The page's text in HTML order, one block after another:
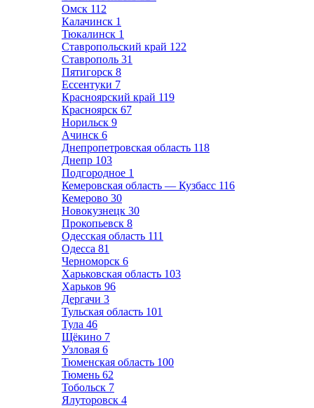
Омск 112
Калачинск 1
Тюкалинск 1
Ставропольский край 122
Ставрополь 31
Пятигорск 8
Ессентуки 7
Красноярский край 119
Красноярск 67
Норильск 9
Ачинск 6
Днепропетровская область 118
Днепр 103
Подгородное 1
Кемеровская область — Кузбасс 116
Кемерово 30
Новокузнецк 30
Прокопьевск 8
Одесская область 111
Одесса 81
Черноморск 6
Харьковская область 103
Харьков 96
Дергачи 3
Тульская область 101
Тула 46
Щёкино 7
Узловая 6
Тюменская область 100
Тюмень 62
Тобольск 7
Ялуторовск 4